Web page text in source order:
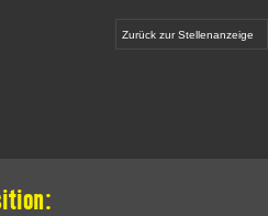
Zurück zur Stellenanzeige